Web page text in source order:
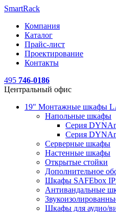
SmartRack
Компания
Каталог
Прайс-лист
Проектирование
Контакты
495 746-0186
Центральный офис
19" Монтажные шкафы
Напольные шкафы
Серия
Серия
Серверные шкафы
Настенные шкафы
Открытые стойки
Дополнительное
Шкафы SAFEbox
Антивандальные
Шкафы для аудио/